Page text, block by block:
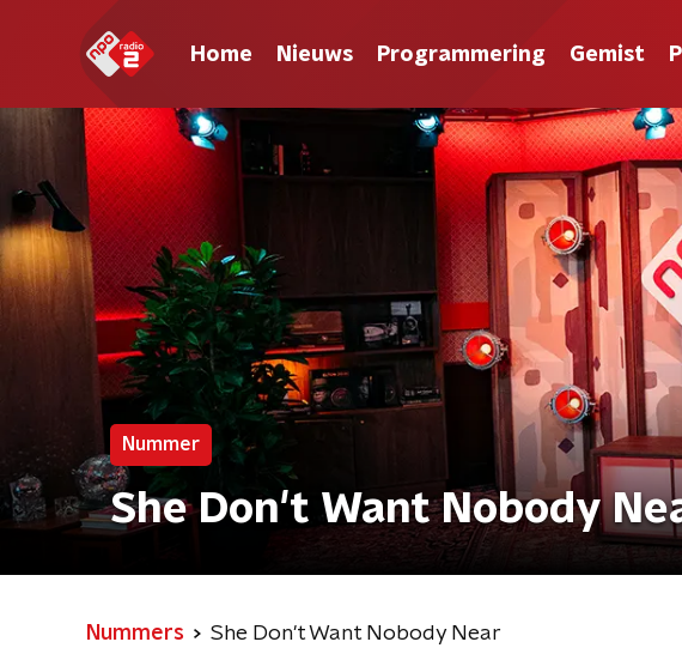
Home Nieuws Programmering Gemist
Nummer
She Don't Want Nobody
Nummers She Don't Want Nobody Near